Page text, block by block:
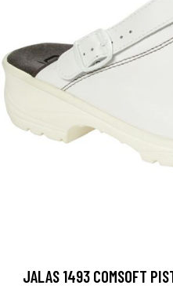
JALAS 1493 COMSOFT